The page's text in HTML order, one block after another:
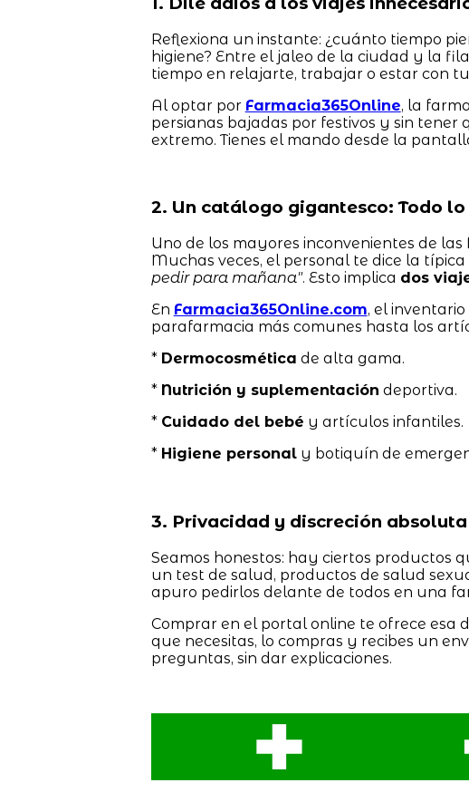
Reflexiona un instante: ¿cuánto tiempo
higiene? Entre el jaleo de la ciudad y la
tiempo en relajarte, trabajar o estar con
Al optar por Farmacia365Online, la
persianas bajadas por festivos y sin tener
extremo. Tienes el mando desde la
2. Un catálogo gigantesco: Todo
Uno de los mayores inconvenientes de
Muchas veces, el personal te dice la típica
pedir para mañana". Esto implica dos
En Farmacia365Online.com, el
parafarmacia más comunes hasta los
* Dermocosmética de alta gama.
* Nutrición y suplementación deportiva.
* Cuidado del bebé y artículos infantiles.
* Higiene personaly botiquín de
3. Privacidad y discreción absoluta
Seamos honestos: hay ciertos productos
un test de salud, productos de salud
apuro pedirlos delante de todos en una
Comprar en el portal online te ofrece esa
que necesitas, lo compras y recibes un
preguntas, sin dar explicaciones.